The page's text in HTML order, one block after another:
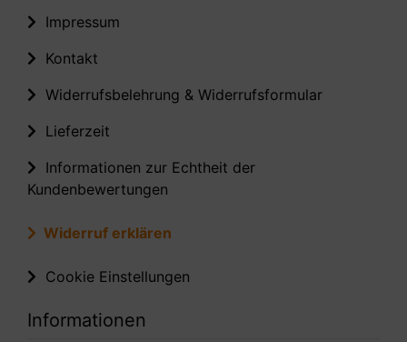
Impressum
Kontakt
Widerrufsbelehrung & Widerrufsformular
Lieferzeit
Informationen zur Echtheit der
Kundenbewertungen
Widerruf erklären
Cookie Einstellungen
Informationen